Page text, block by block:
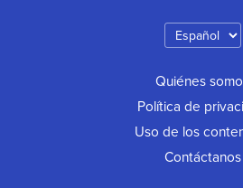
Quiénes
Política de
Uso de los
Contáctanos